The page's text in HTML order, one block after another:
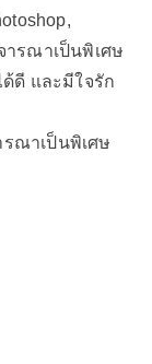
ารณาเป็นพิเศษ
ดี และมีใจรัก
ณาเป็นพิเศษ